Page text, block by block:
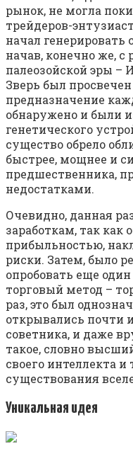
рынок, не могла
трейдеров-
начал генерировать
начав, конечно же, с
палеозойской эры –
Зверь был
предназначение
обнаружено и были
генетического
существо обрело
быстрее, мощнее и
предшественника,
недостатками.
Очевидно, данная
заработкам, так как
прибыльностью,
риски. Затем, было
опробовать еще
торговый метод –
раз, это был
открывались почти
советника, и даже
такое, словно
своего интеллекта
существования
Уникальная идея